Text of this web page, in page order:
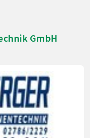
GmbH